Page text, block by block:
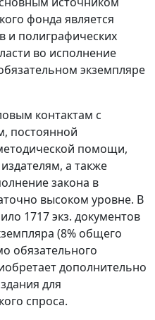
фонда является
и полиграфических
во исполнение
экземпляре
контактам с
постоянной
помощи,
а также
закона в
высоком уровне. В
1717 экз. документов
(8% общего
обязательного
дополнительно
для
спроса.